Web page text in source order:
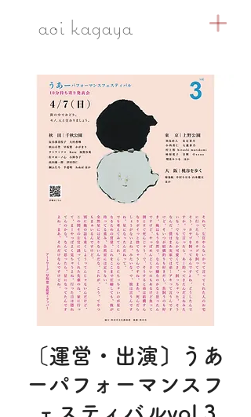
​aoi kagaya
〔運営・出演〕うあ
ーパフォーマンスフ
ェスティバルvol.3